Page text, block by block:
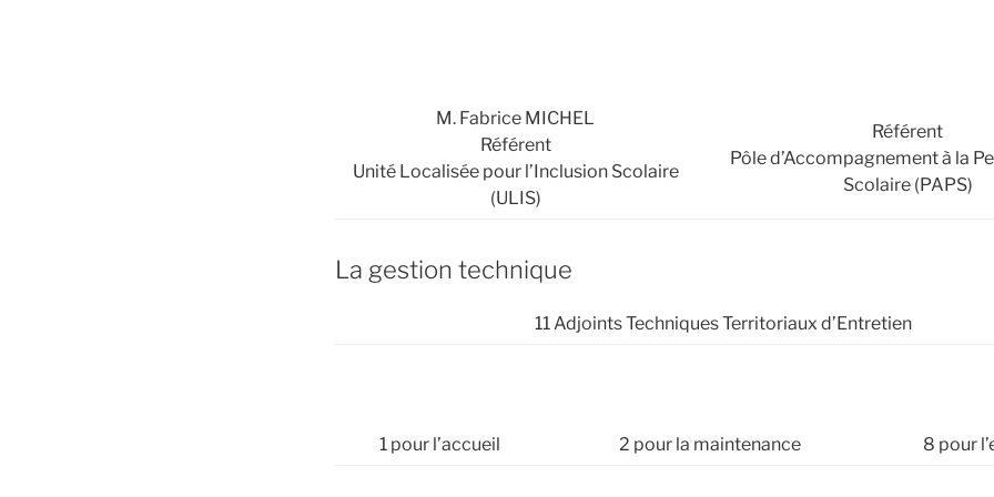
M. Fabrice MICHEL
Référent
Unité Localisée pour l’Inclusion Scolaire
(ULIS)
Référent
Pôle d’Accompagnement à la
Scolaire (PAPS)
La gestion technique
11 Adjoints Techniques Territoriaux d’Entretien
1 pour l’accueil 2 pour la maintenance 8 pour